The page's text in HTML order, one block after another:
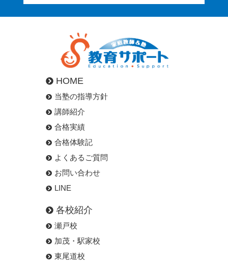
HOME
当塾の指導方針
講師紹介
合格実績
合格体験記
よくあるご質問
お問い合わせ
LINE
各校紹介
瀬戸校
加茂・駅家校
東尾道校